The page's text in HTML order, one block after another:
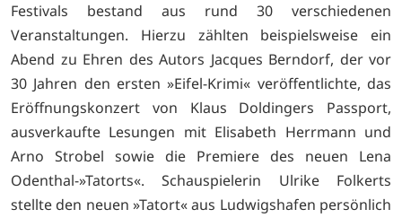
Festivals bestand aus rund 30 verschiedenen
Veranstaltungen. Hierzu zählten beispielsweise ein
Abend zu Ehren des Autors Jacques Berndorf, der vor
30 Jahren den ersten »Eifel-Krimi« veröffentlichte, das
Eröffnungskonzert von Klaus Doldingers Passport,
ausverkaufte Lesungen mit Elisabeth Herrmann und
Arno Strobel sowie die Premiere des neuen Lena
Odenthal-»Tatorts«. Schauspielerin Ulrike Folkerts
stellte den neuen »Tatort« aus Ludwigshafen persönlich